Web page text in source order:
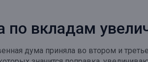
Supreme
по вкладам
дума приняла во втором и